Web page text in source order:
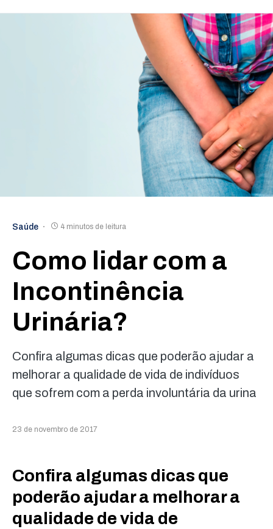
Saúde 4 minutos de leitura
Como lidar com a
Incontinência
Urinária?
Confira algumas dicas que poderão ajudar a
melhorar a qualidade de vida de indivíduos
que sofrem com a perda involuntária da urina
23 de novembro de 2017
Confira algumas dicas que
poderão ajudar a melhorar a
qualidade de vida de